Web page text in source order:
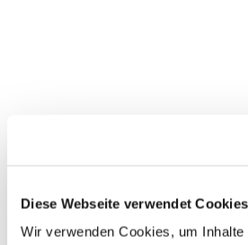
Diese Webseite verwendet Cookies
Wir verwenden Cookies, um